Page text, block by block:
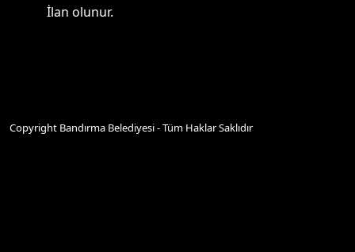
İlan olunur.
Copyright Bandırma Belediyesi - Tüm Haklar Saklıdır